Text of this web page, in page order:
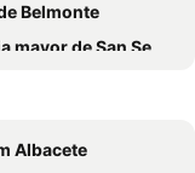
Belmonte
de San Sebastián
Albacete